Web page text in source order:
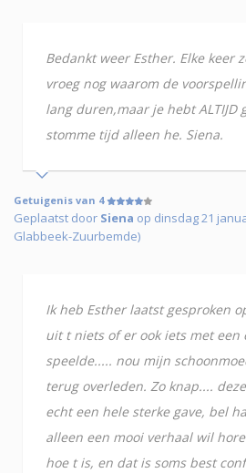
Bedankt weer Esther. Elke keer
vroeg nog waarom de
lang duren,maar je hebt ALTIJD
stomme tijd alleen he. Siena.
Getuigenis van 4
Geplaatst door Siena op dinsdag 21
Glabbeek-Zuurbemde)
Ik heb Esther laatst gesproken
uit t niets of er ook iets met een
speelde..... nou mijn
terug overleden. Zo knap....
echt een hele sterke gave, bel
alleen een mooi verhaal wil
hoe t is, en dat is soms best